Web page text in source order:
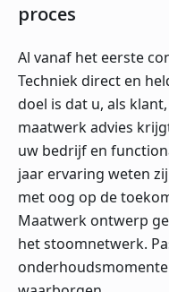
proces
Al vanaf het eerste
Techniek direct en
doel is dat u, als
maatwerk advies
uw bedrijf en
jaar ervaring weten
met oog op de
Maatwerk ontwerp
het stoomnetwerk.